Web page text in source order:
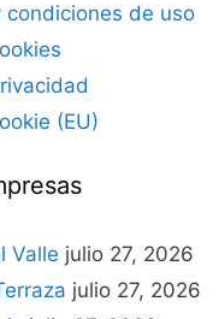
condiciones de uso
(EU)
Valle julio 27, 2026
julio 27, 2026